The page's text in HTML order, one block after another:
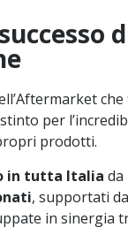
che
per
prodotti.
in tutta Italia da
, supportati
in sinergia